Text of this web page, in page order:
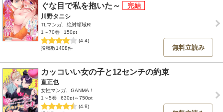
ぐな目で私を抱いた～
川野タニシ
TLマンガ、絶対領域R!
1～70巻
150pt
(4.4)
投稿数1408件
無料立読み
カッコいい女の子と12センチの約束
直正也
女性マンガ、GANMA！
1～5巻
630pt～750pt
(4.9)